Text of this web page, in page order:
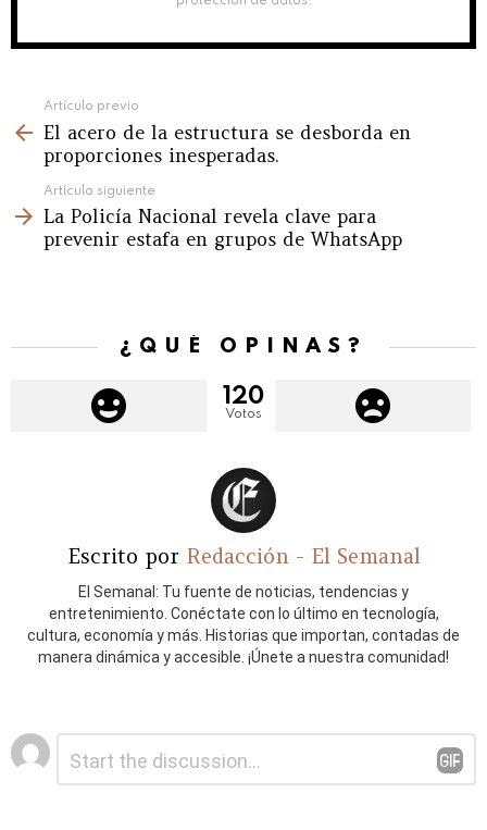
more
Artículo previo
El acero de la estructura se desborda en
proporciones inesperadas.
Artículo siguiente
La Policía Nacional revela clave para
prevenir estafa en grupos de WhatsApp
¿QUÉ OPINAS?
120
Votos
Escrito por Redacción - El Semanal
El Semanal: Tu fuente de noticias, tendencias y
entretenimiento. Conéctate con lo último en tecnología,
cultura, economía y más. Historias que importan, contadas de
manera dinámica y accesible. ¡Únete a nuestra comunidad!
Deja
una